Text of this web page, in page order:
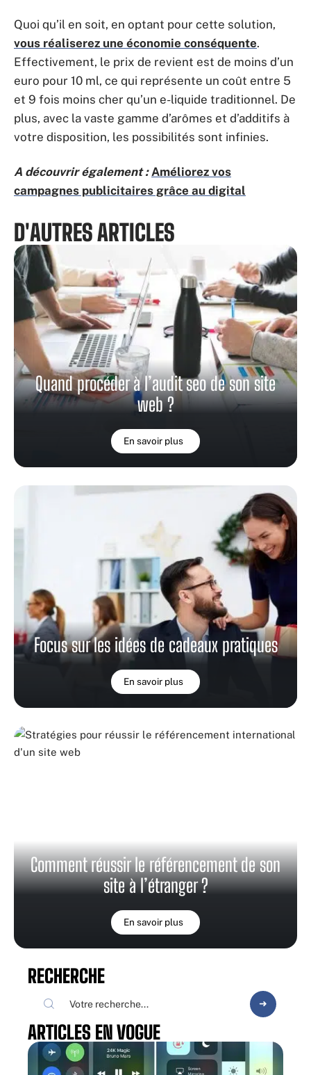
Quoi qu’il en soit, en optant pour cette solution,
vous réaliserez une économie conséquente.
Effectivement, le prix de revient est de moins d’un
euro pour 10 ml, ce qui représente un coût entre 5
et 9 fois moins cher qu’un e-liquide traditionnel. De
plus, avec la vaste gamme d’arômes et d’additifs à
votre disposition, les possibilités sont infinies.
A découvrir également : Améliorez vos
campagnes publicitaires grâce au digital
D'AUTRES ARTICLES
Quand procéder à l’audit seo de son site
web ?
En savoir plus
Focus sur les idées de cadeaux pratiques
En savoir plus
Comment réussir le référencement de son
site à l’étranger ?
En savoir plus
RECHERCHE
ARTICLES EN VOGUE